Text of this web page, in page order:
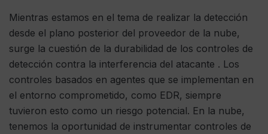
Mientras estamos en el tema de realizar la detección
desde el plano posterior del proveedor de la nube,
surge la cuestión de la durabilidad de los controles de
detección contra la interferencia del atacante . Los
controles basados ​​en agentes que se implementan en
el entorno comprometido, como EDR, siempre
tuvieron esto como un riesgo potencial. En la nube,
tenemos la oportunidad de instrumentar controles de